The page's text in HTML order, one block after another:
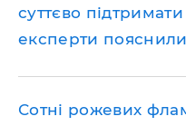
суттєво
експерти пояснили
Сотні рожевих